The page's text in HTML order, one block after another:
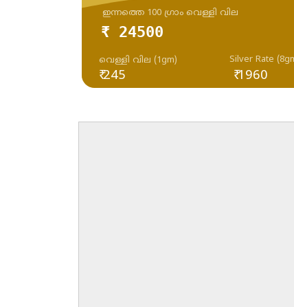
₹ 24500
₹ 245
വെള്ളി വില (1gm) Silver Rate
ഇന്നത്തെ 100 ഗ്രാം വെള്ളി വില
₹ 1960